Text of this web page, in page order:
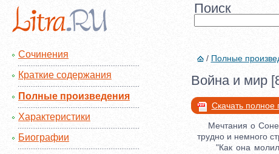
Поиск
Сочинения
Краткие содержания
Полные произведения
Характеристики
Биографии
/ Полные
Война и мир
Скачать полное
Мечтания о Соне
трудно и немного
"Как она